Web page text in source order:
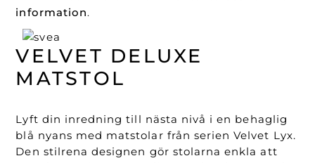
VELVET DELUXE
MATSTOL
Lyft din inredning till nästa nivå i en behaglig
blå nyans med matstolar från serien Velvet Lyx.
Den stilrena designen gör stolarna enkla att
information.